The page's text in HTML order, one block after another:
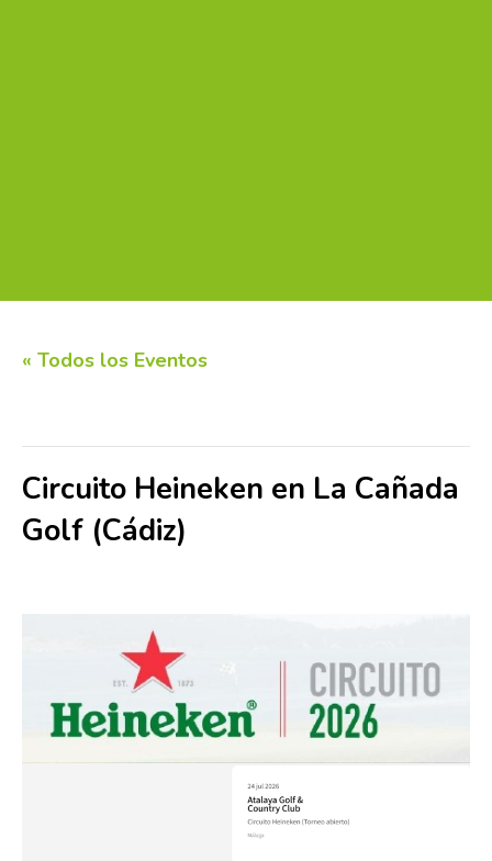
« Todos los Eventos
Circuito Heineken en La Cañada
Golf (Cádiz)